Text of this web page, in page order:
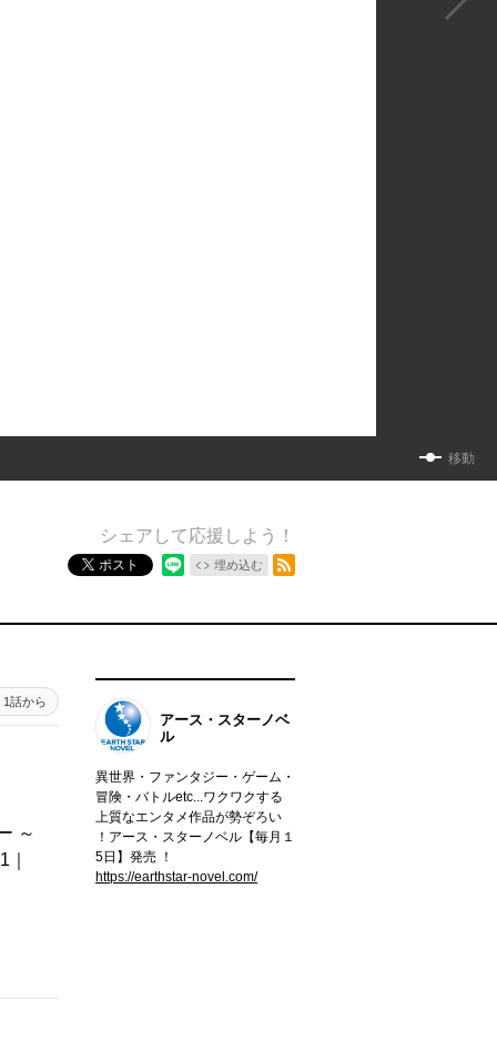
移動
シェアして応援しよう！
ポスト 埋め込む
1話から
～
アース・スターノベ
ル
異世界・ファンタジー・ゲーム・
冒険・バトルetc...ワクワクする
上質なエンタメ作品が勢ぞろい
！アース・スターノベル【毎月１
5日】発売 ！
https://earthstar-novel.com/